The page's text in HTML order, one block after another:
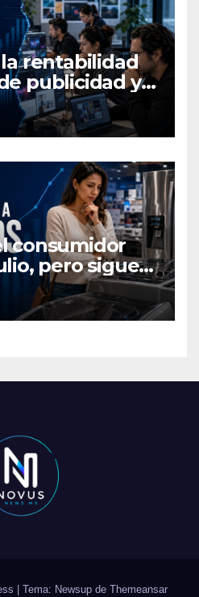
la rentabilidad
publicidad y
el cobro por
e IPADE
consumidor
pero sigue
2025: Banxico
| Tema: Newsup de Themeansar